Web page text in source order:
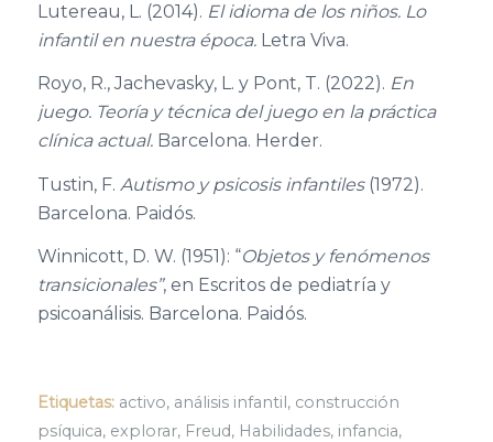
Lutereau, L. (2014). El idioma de los niños. Lo
infantil en nuestra época. Letra Viva.
Royo, R., Jachevasky, L. y Pont, T. (2022). En
juego. Teoría y técnica del juego en la práctica
clínica actual. Barcelona. Herder.
Tustin, F. Autismo y psicosis infantiles (1972).
Barcelona. Paidós.
Winnicott, D. W. (1951 ): “Objetos y fenómenos
transicionales”, en Escritos de pediatría y
psicoanálisis. Barcelona. Paidós.
Etiquetas: activo, análisis infantil, construcción
psíquica, explorar, Freud, Habilidades, infancia,